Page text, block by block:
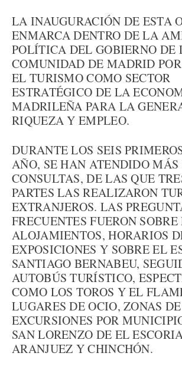
LA INAUGURACIÓN DE ESTA
ENMARCA DENTRO DE LA
POLÍTICA DEL GOBIERNO DE
COMUNIDAD DE MADRID
EL TURISMO COMO SECTOR
ESTRATÉGICO DE LA
MADRILEÑA PARA LA
RIQUEZA Y EMPLEO.
DURANTE LOS SEIS
AÑO, SE HAN ATENDIDO MÁS
CONSULTAS, DE LAS QUE
PARTES LAS REALIZARON
EXTRANJEROS. LAS
FRECUENTES FUERON SOBRE
ALOJAMIENTOS, HORARIOS
EXPOSICIONES Y SOBRE EL
SANTIAGO BERNABEU,
AUTOBÚS TURÍSTICO,
COMO LOS TOROS Y EL
LUGARES DE OCIO, ZONAS
EXCURSIONES POR
SAN LORENZO DE EL
ARANJUEZ Y CHINCHÓN.